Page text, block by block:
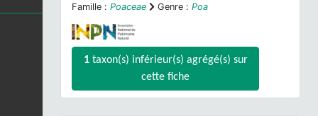
Famille : Poaceae Genre : Poa
1 taxon(s) inférieur(s) agrégé(s) sur
cette fiche